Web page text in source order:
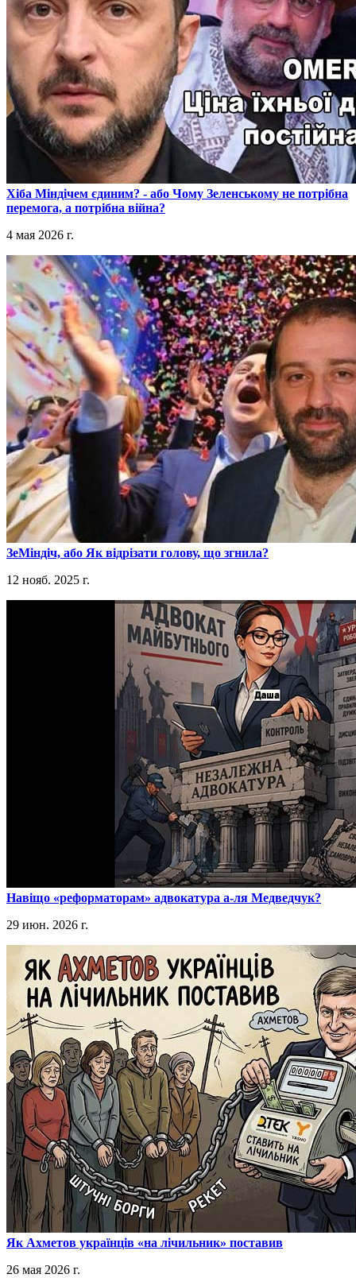
​Хіба Міндічем єдиним? - або Чому Зеленському не потрібна
перемога, а потрібна війна?
4 мая 2026 г.
​ЗеМіндіч, або Як відрізати голову, що згнила?
12 нояб. 2025 г.
​Навіщо «реформаторам» адвокатура а-ля Медведчук?
29 июн. 2026 г.
​Як Ахметов українців «на лічильник» поставив
26 мая 2026 г.